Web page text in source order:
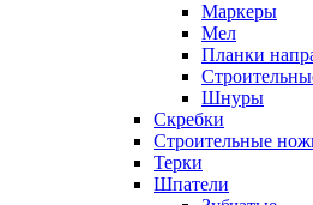
Маркеры
Мел
Планки
Шнуры
Скребки
Строительные
Терки
Шпатели